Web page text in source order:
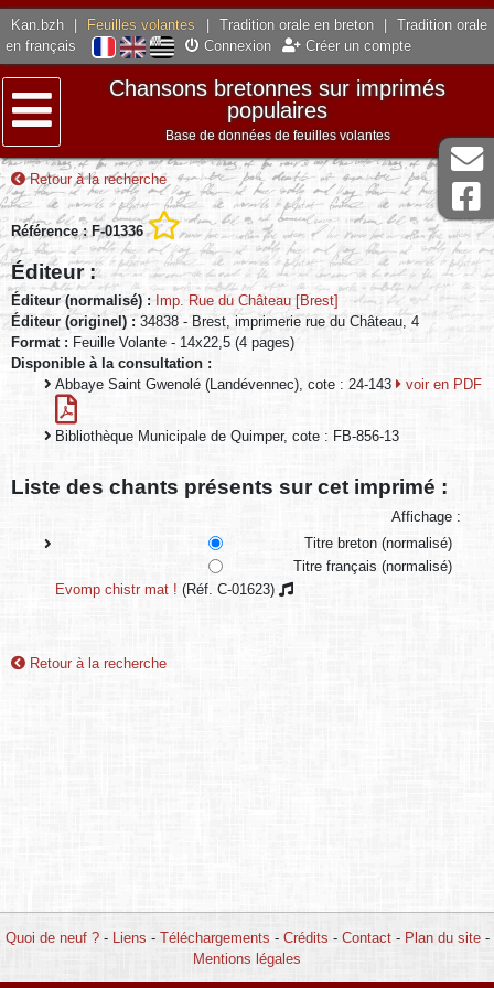
Kan.bzh Feuilles volantes Tradition orale en breton
Tradition orale
en français
Connexion Créer un compte
Menu
Chansons bretonnes sur imprimés
populaires
Base de données de feuilles volantes
Retour à la recherche
Référence : F-01336
Éditeur :
Éditeur (normalisé) : Imp. Rue du Château [Brest]
Éditeur (originel) :34838 - Brest, imprimerie rue du Château, 4
Format : Feuille Volante - 14x22,5 (4 pages)
Disponible à la consultation :
Abbaye Saint Gwenolé (Landévennec), cote : 24-143
voir en PDF
Bibliothèque Municipale de Quimper, cote : FB-856-13
Liste des chants présents sur cet imprimé :
Affichage :
Titre breton (normalisé)
Titre français (normalisé)
Evomp chistr mat ! (Réf. C-01623)
Retour à la recherche
Quoi de neuf ?- Liens - Téléchargements - Crédits - Contact- Plan du site-
Mentions légales